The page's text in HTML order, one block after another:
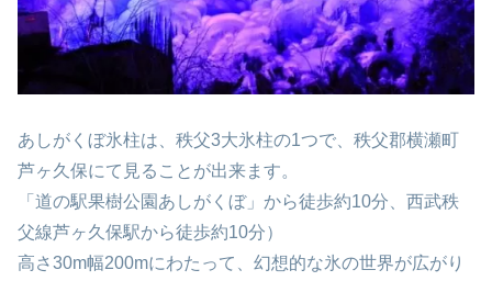
あしがくぼ氷柱は、秩父3大氷柱の1つで、秩父郡横瀬町
芦ヶ久保にて見ることが出来ます。
「道の駅果樹公園あしがくぼ」から徒歩約10分、西武秩
父線芦ヶ久保駅から徒歩約10分）
高さ30m幅200mにわたって、幻想的な氷の世界が広がり